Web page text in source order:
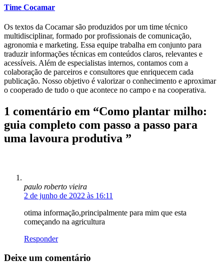
Time Cocamar
Os textos da Cocamar são produzidos por um time técnico
multidisciplinar, formado por profissionais de comunicação,
agronomia e marketing. Essa equipe trabalha em conjunto para
traduzir informações técnicas em conteúdos claros, relevantes e
acessíveis. Além de especialistas internos, contamos com a
colaboração de parceiros e consultores que enriquecem cada
publicação. Nosso objetivo é valorizar o conhecimento e aproximar
o cooperado de tudo o que acontece no campo e na cooperativa.
1 comentário em “Como plantar milho:
guia completo com passo a passo para
uma lavoura produtiva ”
paulo roberto vieira
2 de junho de 2022 às 16:11
otima informação,principalmente para mim que esta
começando na agricultura
Responder
Deixe um comentário